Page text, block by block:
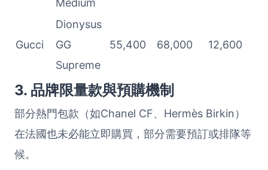
Medium
Gucci
Dionysus
GG
Supreme
55,400 68,000 12,600
3. 品牌限量款與預購機制
部分熱門包款（如Chanel CF、Hermès Birkin）
在法國也未必能立即購買，部分需要預訂或排隊等
候。